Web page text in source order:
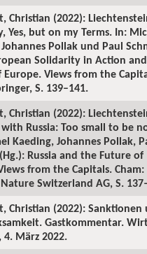
Christian (2022):
Yes, but on my Terms. In:
Pollak und Paul
Solidarity in Action
Views from the
S. 139–141.
Christian (2022):
Russia: Too small to be
Kaeding, Johannes Pollak,
Russia and the Future of
from the Capitals. Cham:
Switzerland AG, S.
Christian (2022): Sanktionen
Gastkommentar.
4. März 2022.